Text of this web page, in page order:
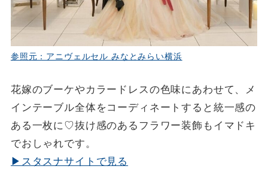
参照元：アニヴェルセル みなとみらい横浜
花嫁のブーケやカラードレスの色味にあわせて、メ
インテーブル全体をコーディネートすると統一感の
ある一枚に♡抜け感のあるフラワー装飾もイマドキ
でおしゃれです。
▶スタスナサイトで見る